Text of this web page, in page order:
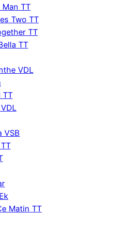
TT
Two TT
TT
TT
VDL
TT
VSB
Matin TT